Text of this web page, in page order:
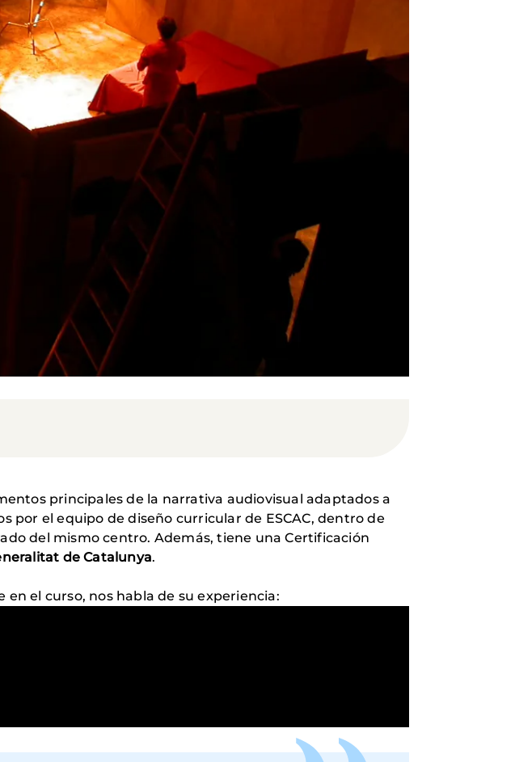
principales de la narrativa audiovisual adaptados a
por el equipo de diseño curricular de ESCAC, dentro de
del mismo centro. Además, tiene una Certificación
de Catalunya.
el curso, nos habla de su experiencia: